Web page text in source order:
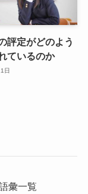
評定がどのよう
ているのか
日
彙一覧